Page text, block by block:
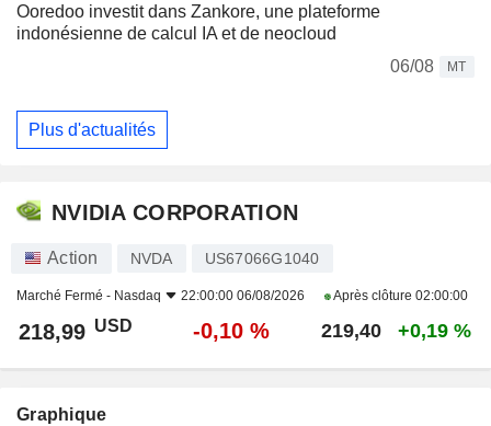
Ooredoo investit dans Zankore, une plateforme
indonésienne de calcul IA et de neocloud
06/08
MT
Plus d'actualités
NVIDIA CORPORATION
Action NVDA US67066G1040
Marché Fermé - Nasdaq 22:00:00 06/08/2026 Après clôture 02:00:00
218,99 USD -0,10 % 219,40 +0,19 %
Graphique